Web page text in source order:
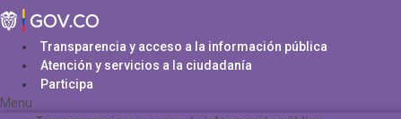
Saltar
al
contenidoTransparencia y acceso a la información pública
Atención y servicios a la ciudadanía
Participa
Menu